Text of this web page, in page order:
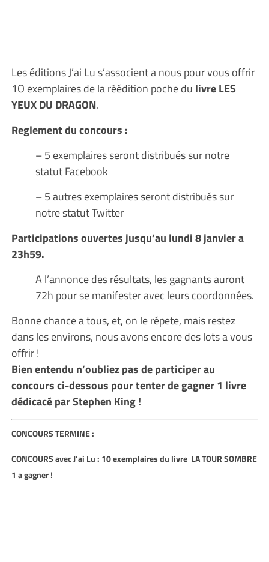
Les éditions J’ai Lu s’associent a nous pour vous offrir
1O exemplaires de la réédition poche du livre LES
YEUX DU DRAGON.
Reglement du concours :
– 5 exemplaires seront distribués sur notre
statut Facebook
– 5 autres exemplaires seront distribués sur
notre statut Twitter
Participations ouvertes jusqu’au lundi 8 janvier a
23h59.
A l’annonce des résultats, les gagnants auront
72h pour se manifester avec leurs coordonnées.
Bonne chance a tous, et, on le répete, mais restez
dans les environs, nous avons encore des lots a vous
offrir !
Bien entendu n’oubliez pas de participer au
concours ci-dessous pour tenter de gagner 1 livre
dédicacé par Stephen King !
CONCOURS TERMINE :
CONCOURS avec J’ai Lu : 10 exemplaires du livre LA TOUR SOMBRE
1 a gagner !